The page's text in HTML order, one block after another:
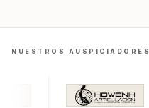
NUESTROS AUSPICIADORES